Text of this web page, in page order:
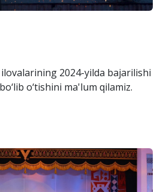
2024-yilda bajarilishi
o‘tishini ma'lum qilamiz.